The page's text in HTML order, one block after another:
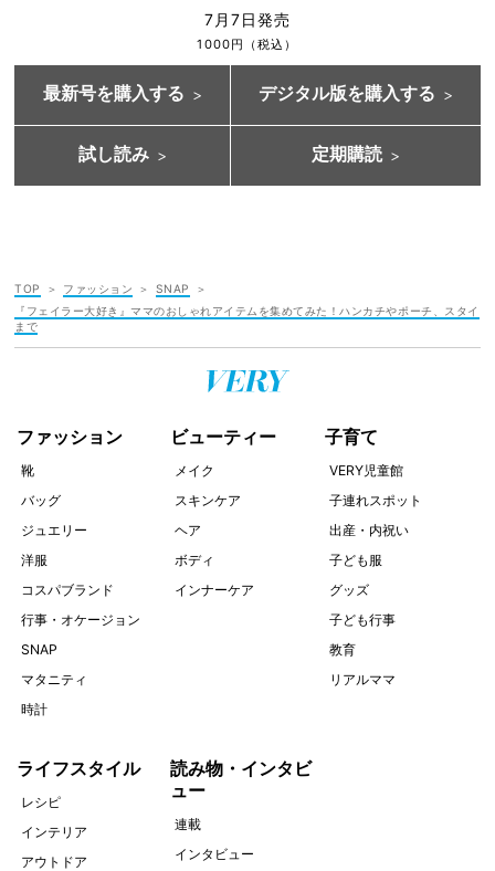
7月7日発売
1000円（税込）
最新号を購入する デジタル版を購入する
試し読み 定期購読
TOP ファッション
SNAP
『フェイラー大好き』ママのおしゃれアイテムを集めてみた！ハンカチやポーチ、スタイ
まで
ファッション
靴
バッグ
ジュエリー
洋服
コスパブランド
行事・オケージョン
SNAP
マタニティ
時計
ビューティー
メイク
スキンケア
ヘア
ボディ
インナーケア
子育て
VERY児童館
子連れスポット
出産・内祝い
子ども服
グッズ
子ども行事
教育
リアルママ
ライフスタイル
レシピ
インテリア
アウトドア
読み物・インタビ
ュー
連載
インタビュー